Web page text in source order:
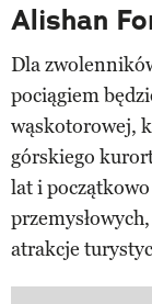
Alishan
Dla
pociągiem
wąskotorowej,
górskiego
lat i
atrakcje